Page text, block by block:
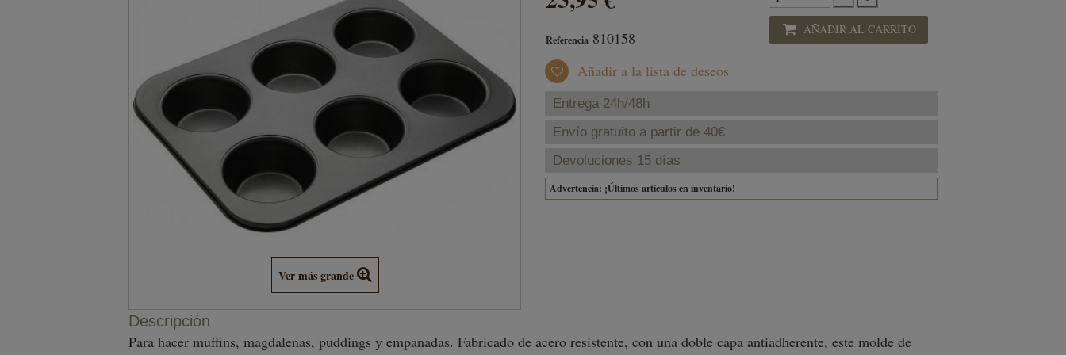
Ver más grande
Referencia 810158 AÑADIR AL CARRITO
Añadir a la lista de deseos
Entrega 24h/48h
Envío gratuito a partir de 40€
Devoluciones 15 días
Advertencia: ¡Últimos artículos en inventario!
Descripción
Para hacer muffins, magdalenas, puddings y empanadas. Fabricado de acero resistente, con una doble capa antiadherente, este molde de